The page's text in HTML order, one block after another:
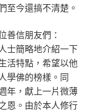
至今還搞不清楚。
善信朋友們：
士簡略地介紹一下
活特點，希望以他
學佛的榜樣。同
年，獻上一片微薄
恩。由於本人修行